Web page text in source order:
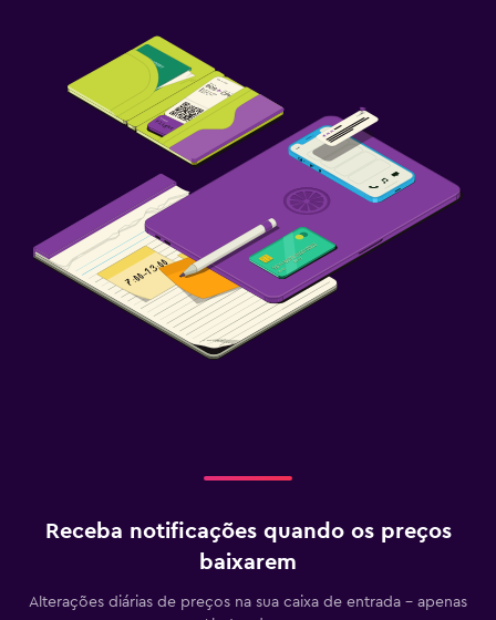
Receba notificações quando os preços
baixarem
Alterações diárias de preços na sua caixa de entrada - apenas